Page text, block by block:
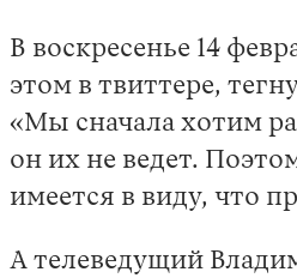
В воскресенье 14
этом в твиттере,
«Мы сначала хотим
он их не ведет.
имеется в виду, что
А телеведущий